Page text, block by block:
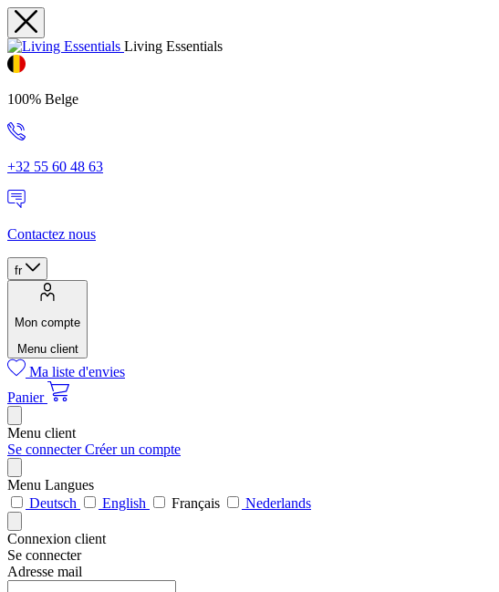
Living Essentials
100% Belge
+32 55 60 48 63
Contactez nous
fr
Mon compte
Menu client
Ma liste d'envies
Panier
Menu client
Se connecterCréer un compte
Menu Langues
Deutsch
English Français Nederlands
Connexion client
Se connecter
Adresse mail